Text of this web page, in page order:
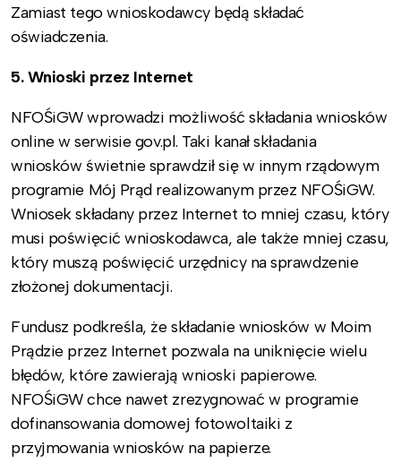
Zamiast tego wnioskodawcy będą składać
oświadczenia.
5. Wnioski przez Internet
NFOŚiGW wprowadzi możliwość składania wniosków
online w serwisie gov.pl. Taki kanał składania
wniosków świetnie sprawdził się w innym rządowym
programie Mój Prąd realizowanym przez NFOŚiGW.
Wniosek składany przez Internet to mniej czasu, który
musi poświęcić wnioskodawca, ale także mniej czasu,
który muszą poświęcić urzędnicy na sprawdzenie
złożonej dokumentacji.
Fundusz podkreśla, że składanie wniosków w Moim
Prądzie przez Internet pozwala na uniknięcie wielu
błędów, które zawierają wnioski papierowe.
NFOŚiGW chce nawet zrezygnować w programie
dofinansowania domowej fotowoltaiki z
przyjmowania wniosków na papierze.